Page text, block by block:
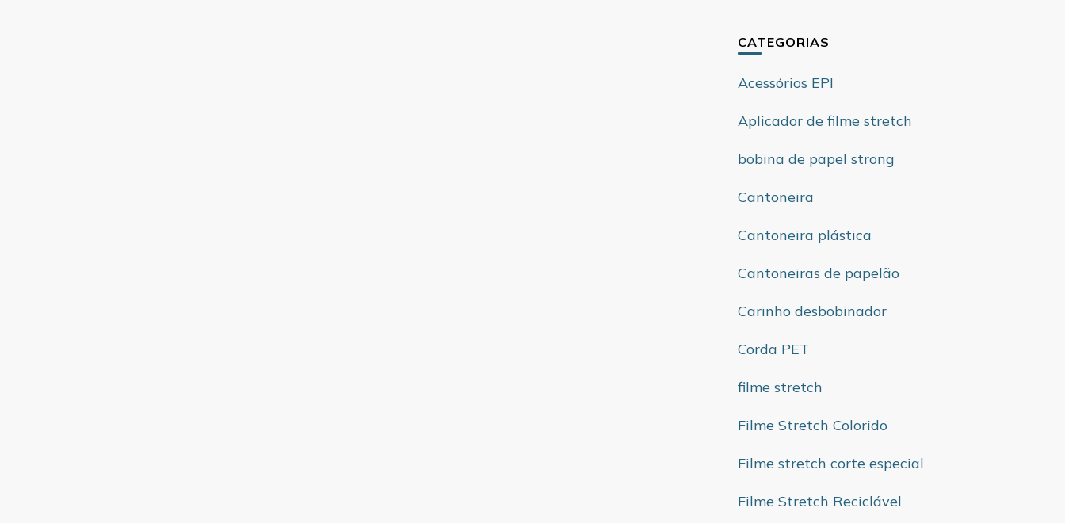
CATEGORIAS
Acessórios EPI
Aplicador de filme stretch
bobina de papel strong
Cantoneira
Cantoneira plástica
Cantoneiras de papelão
Carinho desbobinador
Corda PET
filme stretch
Filme Stretch Colorido
Filme stretch corte especial
Filme Stretch Reciclável